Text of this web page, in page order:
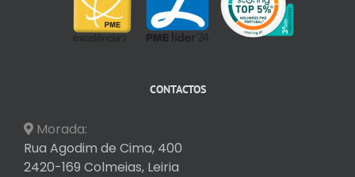
CONTACTOS
Morada:
Rua Agodim de Cima, 400
2420-169 Colmeias, Leiria